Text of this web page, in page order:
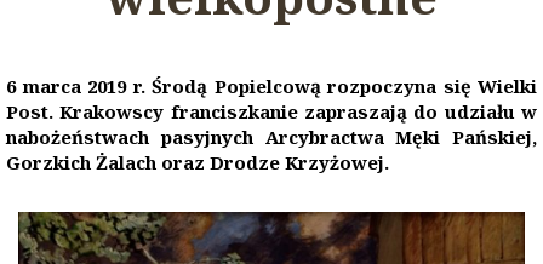
6 marca 2019 r. Środą Popielcową rozpoczyna się Wielki
Post. Krakowscy franciszkanie zapraszają do udziału w
nabożeństwach pasyjnych Arcybractwa Męki Pańskiej,
Gorzkich Żalach oraz Drodze Krzyżowej.